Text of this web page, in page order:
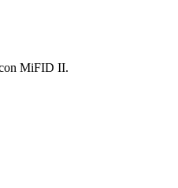
con MiFID II.